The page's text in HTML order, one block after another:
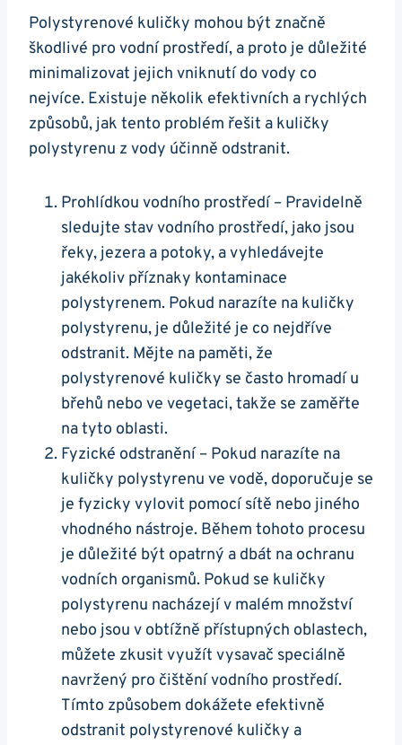
Polystyrenové kuličky mohou být značně
škodlivé pro vodní prostředí, a proto je důležité
minimalizovat jejich vniknutí do vody co
nejvíce. Existuje několik efektivních a rychlých
způsobů, jak tento problém řešit a kuličky
polystyrenu z vody účinně odstranit.
Prohlídkou vodního prostředí – Pravidelně
sledujte stav vodního prostředí, jako jsou
řeky, jezera a potoky, a vyhledávejte
jakékoliv příznaky kontaminace
polystyrenem. Pokud narazíte na kuličky
polystyrenu, je důležité je co nejdříve
odstranit. Mějte na paměti, že
polystyrenové kuličky se často hromadí u
břehů nebo ve vegetaci, takže se zaměřte
na tyto oblasti.
Fyzické odstranění – Pokud narazíte na
kuličky polystyrenu ve vodě, doporučuje se
je fyzicky vylovit pomocí sítě nebo jiného
vhodného nástroje. Během tohoto procesu
je důležité být opatrný a dbát na ochranu
vodních organismů. Pokud se kuličky
polystyrenu nacházejí v malém množství
nebo jsou v obtížně přístupných oblastech,
můžete zkusit využít vysavač speciálně
navržený pro čištění vodního prostředí.
Tímto způsobem dokážete efektivně
odstranit polystyrenové kuličky a